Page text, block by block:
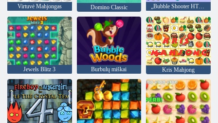
Virtuvė Mahjongas Domino Classic „Bubble Shooter HTML5“
Jewels Blitz 3 Burbulų miškai Kris Mahjong